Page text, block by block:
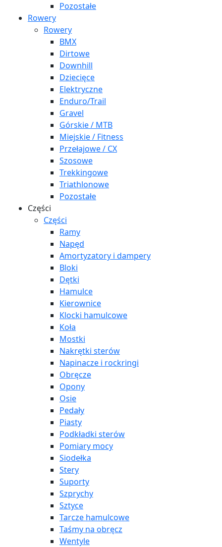
Pozostałe
Rowery
Rowery
BMX
Dirtowe
Downhill
Dziecięce
Elektryczne
Enduro/Trail
Gravel
Górskie / MTB
Miejskie / Fitness
Przełajowe / CX
Szosowe
Trekkingowe
Triathlonowe
Pozostałe
Części
Części
Ramy
Napęd
Amortyzatory i dampery
Bloki
Dętki
Hamulce
Kierownice
Klocki hamulcowe
Koła
Mostki
Nakrętki sterów
Napinacze i rockringi
Obręcze
Opony
Osie
Pedały
Piasty
Podkładki sterów
Pomiary mocy
Siodełka
Stery
Suporty
Szprychy
Sztyce
Tarcze hamulcowe
Taśmy na obręcz
Wentyle